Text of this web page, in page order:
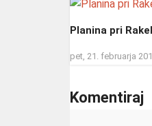
Planina pri
pet, 21. februarja
Komentiraj